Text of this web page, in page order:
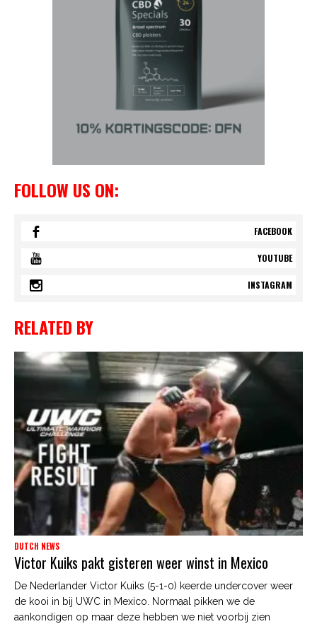
FOLLOW US ON:
FACEBOOK
YOUTUBE
INSTAGRAM
RELATED BY
DUTCH NEWS
Victor Kuiks pakt gisteren weer winst in Mexico
De Nederlander Victor Kuiks (5-1-0) keerde undercover weer
de kooi in bij UWC in Mexico. Normaal pikken we de
aankondigen op maar deze hebben we niet voorbij zien